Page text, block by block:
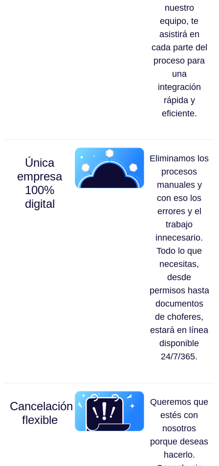
nuestro
equipo, te
asistirá en
cada parte del
proceso para
una
integración
rápida y
eficiente.
Única
empresa
100%
digital
Eliminamos los
procesos
manuales y
con eso los
errores y el
trabajo
innecesario.
Todo lo que
necesitas,
desde
permisos hasta
documentos
de choferes,
estará en línea
disponible
24/7/365.
Cancelación
flexible
Queremos que
estés con
nosotros
porque deseas
hacerlo.